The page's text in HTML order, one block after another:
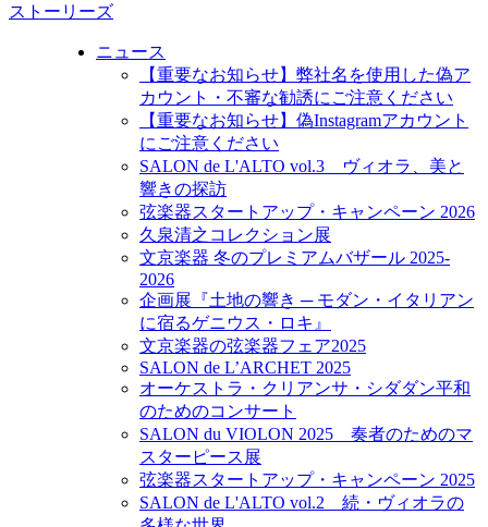
ストーリーズ
ニュース
【重要なお知らせ】弊社名を使用した偽ア
カウント・不審な勧誘にご注意ください
【重要なお知らせ】偽Instagramアカウント
にご注意ください
SALON de L'ALTO vol.3 ヴィオラ、美と
響きの探訪
弦楽器スタートアップ・キャンペーン 2026
久泉清之コレクション展
文京楽器 冬のプレミアムバザール 2025-
2026
企画展『土地の響き ─ モダン・イタリアン
に宿るゲニウス・ロキ』
文京楽器の弦楽器フェア2025
SALON de L’ARCHET 2025
オーケストラ・クリアンサ・シダダン平和
のためのコンサート
SALON du VIOLON 2025 奏者のためのマ
スターピース展
弦楽器スタートアップ・キャンペーン 2025
SALON de L'ALTO vol.2 続・ヴィオラの